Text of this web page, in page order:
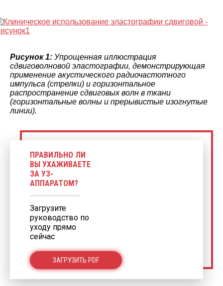
Рисунок 1: Упрощенная иллюстрация
сдвиговолновой эластографии, демонстрирующая
применение акустического радиочастотного
импульса (стрелки) и горизонтальное
распространение сдвиговых волн в ткани
(горизонтальные волны и прерывистые изогнутые
линии).
ПРАВИЛЬНО ЛИ
ВЫ УХАЖИВАЕТЕ
ЗА УЗ-
АППАРАТОМ?
Загрузите
руководство по
уходу прямо
сейчас
ЗАГРУЗИТЬ PDF